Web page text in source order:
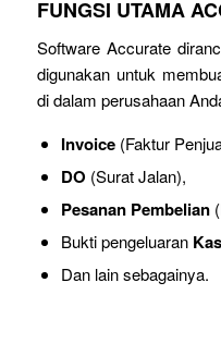
FUNGSI UTAMA
Software Accurate
digunakan untuk
di dalam perusahaan
Invoice(Faktur
DO (Surat Jalan),
Pesanan Pembelian
Bukti pengeluaran
Dan lain sebagainya.